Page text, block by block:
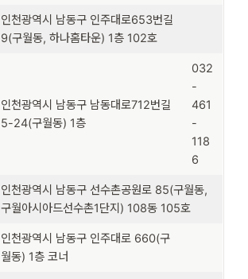
인천광역시 남동구 인주대로653번길
9(구월동, 하나홈타운) 1층 102호
인천광역시 남동구 남동대로712번길
5-24(구월동) 1층
032
-
461
-
118
6
인천광역시 남동구 선수촌공원로 85(구월동,
구월아시아드선수촌1단지) 108동 105호
인천광역시 남동구 인주대로 660(구
월동) 1층 코너